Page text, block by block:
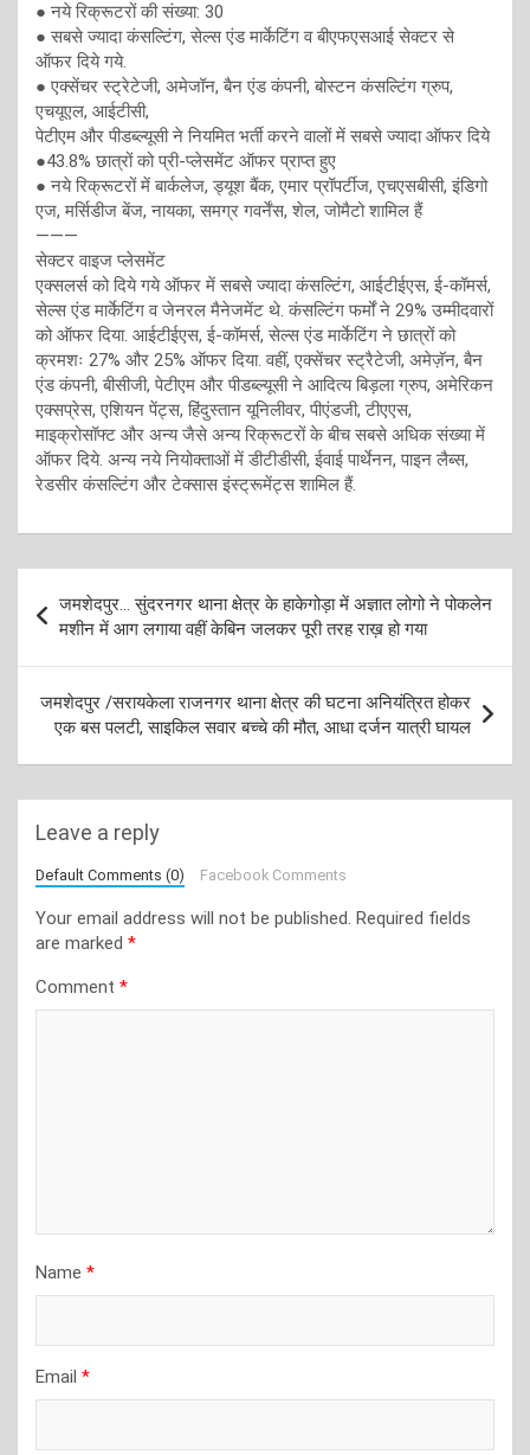
● नये रिक्रूटरों की संख्या: 30
● सबसे ज्यादा कंसल्टिंग, सेल्स एंड मार्केटिंग व बीएफएसआई सेक्टर से
ऑफर दिये गये.
● एक्सेंचर स्ट्रेटेजी, अमेजॉन, बैन एंड कंपनी, बोस्टन कंसल्टिंग ग्रुप,
एचयूएल, आईटीसी,
पेटीएम और पीडब्ल्यूसी ने नियमित भर्ती करने वालों में सबसे ज्यादा ऑफर दिये
●43.8% छात्रों को प्री-प्लेसमेंट ऑफर प्राप्त हुए
● नये रिक्रूटरों में बार्कलेज, ड्यूश बैंक, एमार प्रॉपर्टीज, एचएसबीसी, इंडिगो
एज, मर्सिडीज बेंज, नायका, समग्र गवर्नेंस, शेल, जोमैटो शामिल हैं
———
सेक्टर वाइज प्लेसमेंट
एक्सलर्स को दिये गये ऑफर में सबसे ज्यादा कंसल्टिंग, आईटीईएस, ई-कॉमर्स,
सेल्स एंड मार्केटिंग व जेनरल मैनेजमेंट थे. कंसल्टिंग फर्मों ने 29% उम्मीदवारों
को ऑफर दिया. आईटीईएस, ई-कॉमर्स, सेल्स एंड मार्केटिंग ने छात्रों को
क्रमशः 27% और 25% ऑफर दिया. वहीं, एक्सेंचर स्ट्रैटेजी, अमेज़ॅन, बैन
एंड कंपनी, बीसीजी, पेटीएम और पीडब्ल्यूसी ने आदित्य बिड़ला ग्रुप, अमेरिकन
एक्सप्रेस, एशियन पेंट्स, हिंदुस्तान यूनिलीवर, पीएंडजी, टीएएस,
माइक्रोसॉफ्ट और अन्य जैसे अन्य रिक्रूटरों के बीच सबसे अधिक संख्या में
ऑफर दिये. अन्य नये नियोक्ताओं में डीटीडीसी, ईवाई पार्थेनन, पाइन लैब्स,
रेडसीर कंसल्टिंग और टेक्सास इंस्ट्रूमेंट्स शामिल हैं.
navigation
जमशेदपुर… सुंदरनगर थाना क्षेत्र के हाकेगोड़ा में अज्ञात लोगो ने पोकलेन
मशीन में आग लगाया वहीं केबिन जलकर पूरी तरह राख़ हो गया
जमशेदपुर /सरायकेला राजनगर थाना क्षेत्र की घटना अनियंत्रित होकर
एक बस पलटी, साइकिल सवार बच्चे की मौत, आधा दर्जन यात्री घायल
Leave a reply
Default Comments (0) Facebook Comments
Your email address will not be published. Required fields
are marked *
Comment *
Name *
Email *